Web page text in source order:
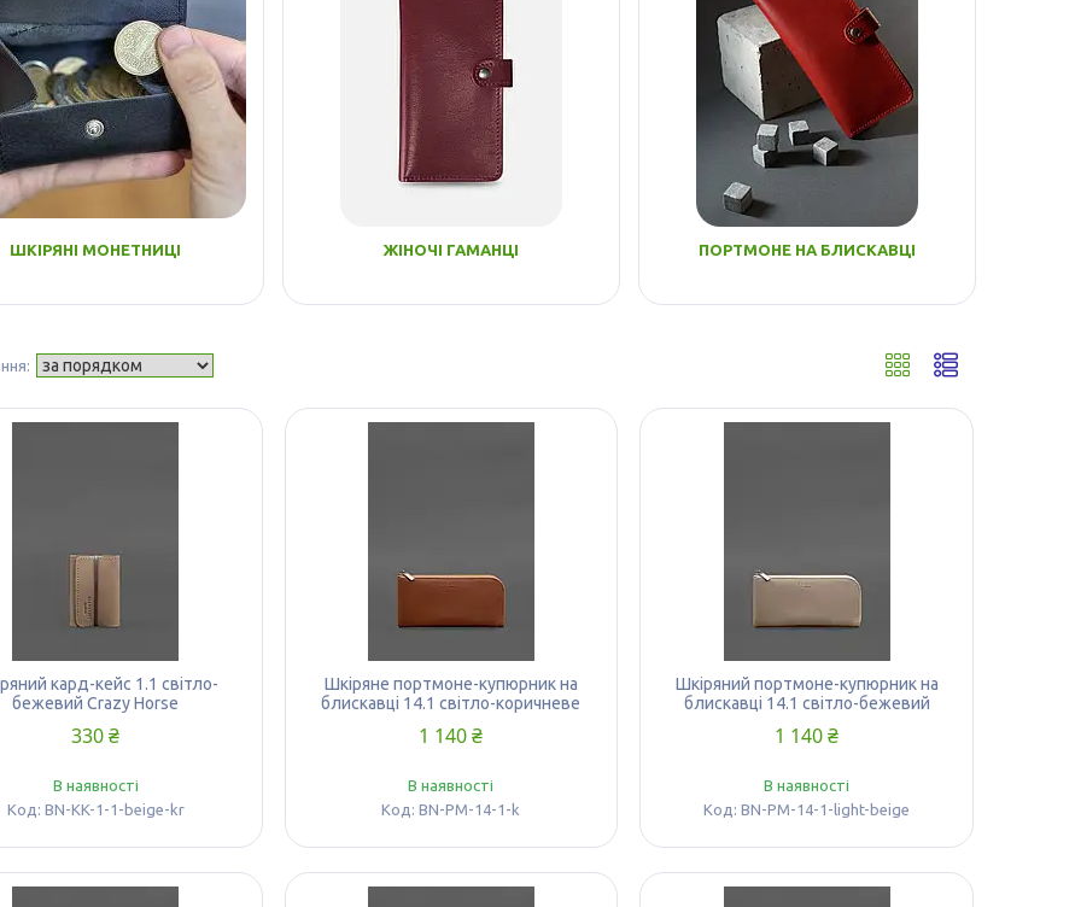
ШКІРЯНІ МОНЕТНИЦІ ЖІНОЧІ ГАМАНЦІ ПОРТМОНЕ НА БЛИСКАВЦІ
кард-кейс 1.1 світло-
бежевий Crazy Horse
330 ₴
В наявності
BN-KK-1-1-beige-kr
Шкіряне портмоне-купюрник на
блискавці 14.1 світло-коричневе
1 140 ₴
В наявності
BN-PM-14-1-k
Шкіряний портмоне-купюрник на
блискавці 14.1 світло-бежевий
1 140 ₴
В наявності
BN-PM-14-1-light-beige